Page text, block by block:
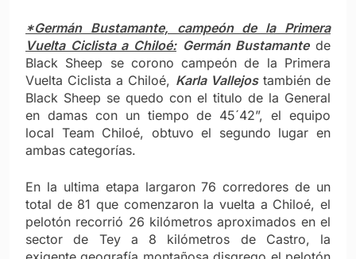
*Germán Bustamante, campeón de la Primera
Vuelta Ciclista a Chiloé: Germán Bustamantede
Black Sheep se corono campeón de la Primera
Vuelta Ciclista a Chiloé, Karla Vallejostambién de
Black Sheep se quedo con el titulo de la General
en damas con un tiempo de 45´42”, el equipo
local Team Chiloé, obtuvo el segundo lugar en
ambas categorías.
En la ultima etapa largaron 76 corredores de un
total de 81 que comenzaron la vuelta a Chiloé, el
pelotón recorrió 26 kilómetros aproximados en el
sector de Tey a 8 kilómetros de Castro, la